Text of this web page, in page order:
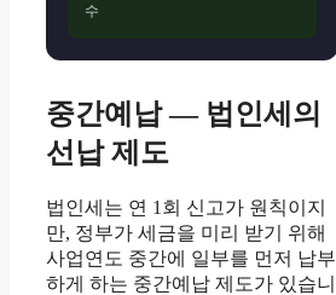
수
중간예납 — 법인세의
선납 제도
법인세는 연 1회 신고가 원칙이지
만, 정부가 세금을 미리 받기 위해
사업연도 중간에 일부를 먼저 납부
하게 하는 중간예납 제도가 있습니